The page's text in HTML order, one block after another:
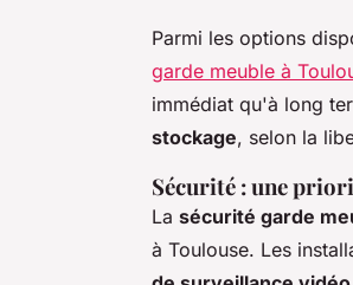
Parmi les options
garde meuble à
immédiat qu'à long
stockage, selon la
Sécurité : une
La sécurité garde
à Toulouse. Les